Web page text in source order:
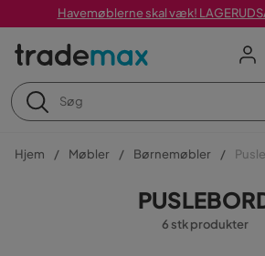
Havemøblerne skal væk!
Hjem Møbler Børnemøbler
6 stk produkter